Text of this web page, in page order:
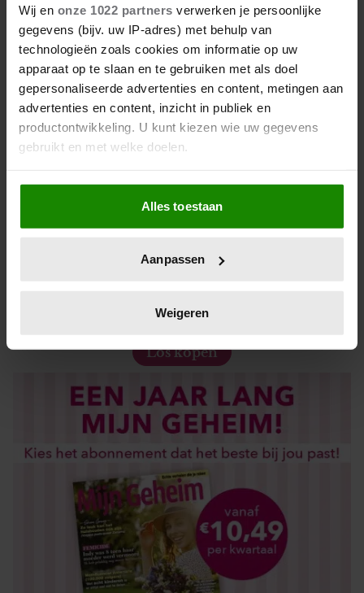
Wij en onze 1022 partners verwerken je persoonlijke
gegevens (bijv. uw IP-adres) met behulp van
technologieën zoals cookies om informatie op uw
apparaat op te slaan en te gebruiken met als doel
gepersonaliseerde advertenties en content, metingen aan
advertenties en content, inzicht in publiek en
productontwikkeling. U kunt kiezen wie uw gegevens
gebruikt en met welke doelen.
Als u het toestaat, willen we ook graag:
Informatie verzamelen over uw geografische locatie,
die tot een paar meter nauwkeurig kan zijn
op specifieke eigenschappen (fingerprinting)
verwerkt en stel uw voorkeuren in het
intrekken in de Cookieverklaring.
We gebruiken cookies om content en advertenties te
personaliseren, om functies voor social media te bieden
en om ons websiteverkeer te analyseren. Ook delen we
informatie over uw gebruik van onze site met onze
partners voor social media, adverteren en analyse. Deze
partners kunnen deze gegevens combineren met andere
informatie die u aan ze heeft verstrekt of die ze hebben
verzameld op basis van uw gebruik van hun services. U
gaat akkoord met onze cookies als u onze website blijft
Alles toestaan
Aanpassen
Weigeren
De nieuwe Mijn Geheim ligt nu in de winkel
Digitaal lezen
Los kopen